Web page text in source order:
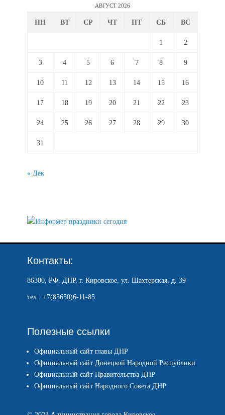
АВГУСТ 2026
ПН ВТ СР ЧТ ПТ СБ ВС
1 2
3 4 5 6 7 8 9
10 11 12 13 14 15 16
17 18 19 20 21 22 23
24 25 26 27 28 29 30
31
« Дек
Контакты:
86300, РФ, ДНР, г. Кировское, ул. Шахтерская, д. 39
тел.: +7(85650)6-11-85
Полезные ссылки
Официальный сайт главы ДНР
Официальный сайт Донецкой Народной Республики
Официальный сайт Правительства ДНР
Официальный сайт Народного Совета ДНР